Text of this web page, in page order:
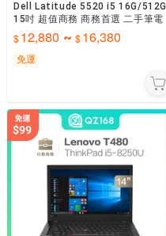
Dell Latitude 5520 i5 16G/512G
15吋 超值商務 商務首選 二手筆電
12,880 ~ 16,380
免運